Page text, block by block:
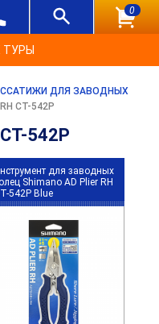
0
ТУРЫ
ДЛЯ ЗАВОДНЫХ
СТ-542P
СТ-542P
для заводных
Shimano AD Plier RH
542P Blue